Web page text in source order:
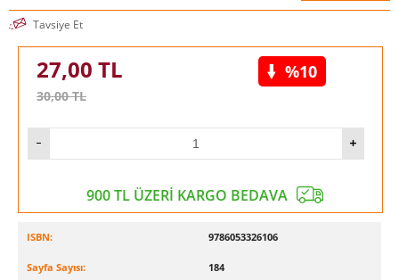
Tavsiye Et
27,00 TL
30,00TL
%10
900 TL ÜZERİ KARGO BEDAVA
ISBN: 9786053326106
Sayfa Sayısı:
184